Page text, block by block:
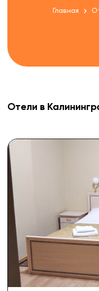
Главная
Отели в